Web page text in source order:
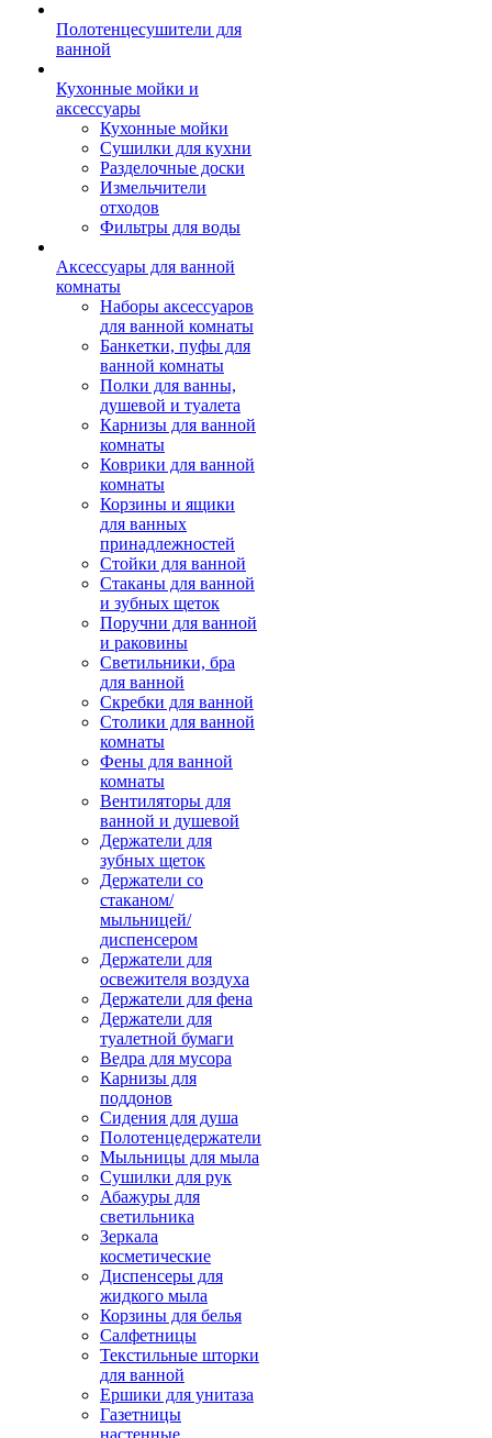
Полотенцесушители для
ванной
Кухонные мойки и
аксессуары
Кухонные мойки
Сушилки для кухни
Разделочные доски
Измельчители
отходов
Фильтры для воды
Аксессуары для ванной
комнаты
Наборы аксессуаров
для ванной комнаты
Банкетки, пуфы для
ванной комнаты
Полки для ванны,
душевой и туалета
Карнизы для ванной
комнаты
Коврики для ванной
комнаты
Корзины и ящики
для ванных
принадлежностей
Стойки для ванной
Стаканы для ванной
и зубных щеток
Поручни для ванной
и раковины
Светильники, бра
для ванной
Скребки для ванной
Столики для ванной
комнаты
Фены для ванной
комнаты
Вентиляторы для
ванной и душевой
Держатели для
зубных щеток
Держатели со
стаканом/
мыльницей/
диспенсером
Держатели для
освежителя воздуха
Держатели для фена
Держатели для
туалетной бумаги
Ведра для мусора
Карнизы для
поддонов
Сидения для душа
Полотенцедержатели
Мыльницы для мыла
Сушилки для рук
Абажуры для
светильника
Зеркала
косметические
Диспенсеры для
жидкого мыла
Корзины для белья
Салфетницы
Текстильные шторки
для ванной
Ершики для унитаза
Газетницы
настенные